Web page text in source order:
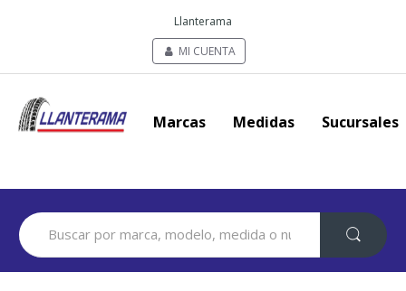
Llanterama
MI CUENTA
Marcas Medidas Sucursales
Search
for: